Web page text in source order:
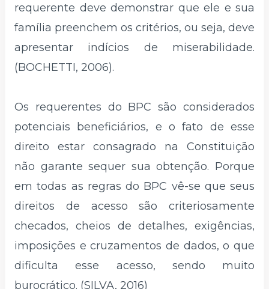
requerente deve demonstrar que ele e sua
família preenchem os critérios, ou seja, deve
apresentar indícios de miserabilidade.
(BOCHETTI, 2006).
Os requerentes do BPC são considerados
potenciais beneficiários, e o fato de esse
direito estar consagrado na Constituição
não garante sequer sua obtenção. Porque
em todas as regras do BPC vê-se que seus
direitos de acesso são criteriosamente
checados, cheios de detalhes, exigências,
imposições e cruzamentos de dados, o que
dificulta esse acesso, sendo muito
burocrático. (SILVA, 2016)